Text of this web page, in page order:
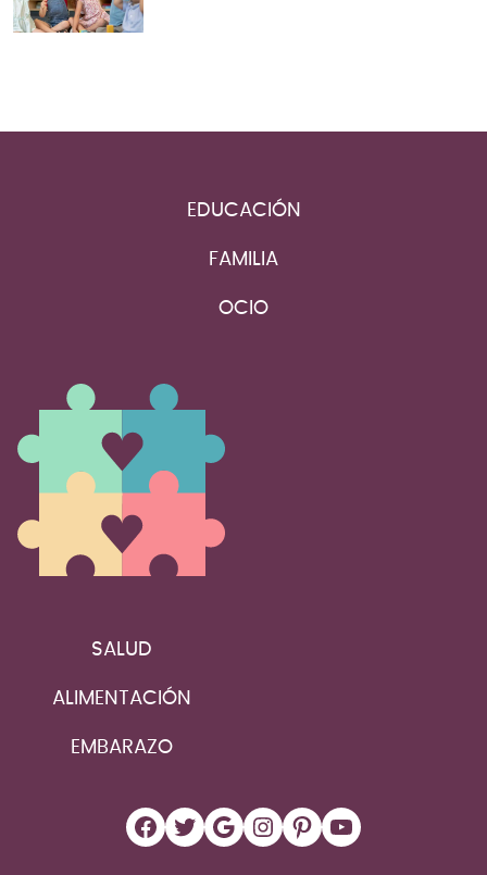
EDUCACIÓN
FAMILIA
OCIO
SALUD
ALIMENTACIÓN
EMBARAZO
Facebook
Twitter
Google
Instagram
Pinterest
YouTube